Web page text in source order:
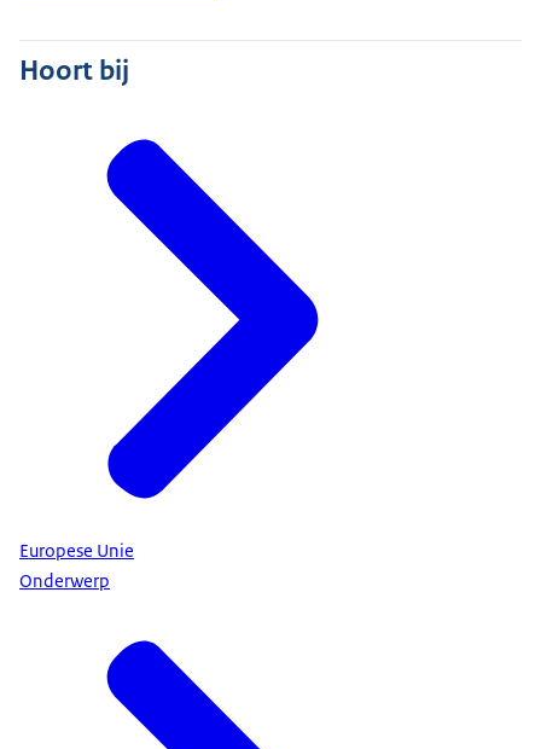
Hoort bij
Europese Unie
Onderwerp